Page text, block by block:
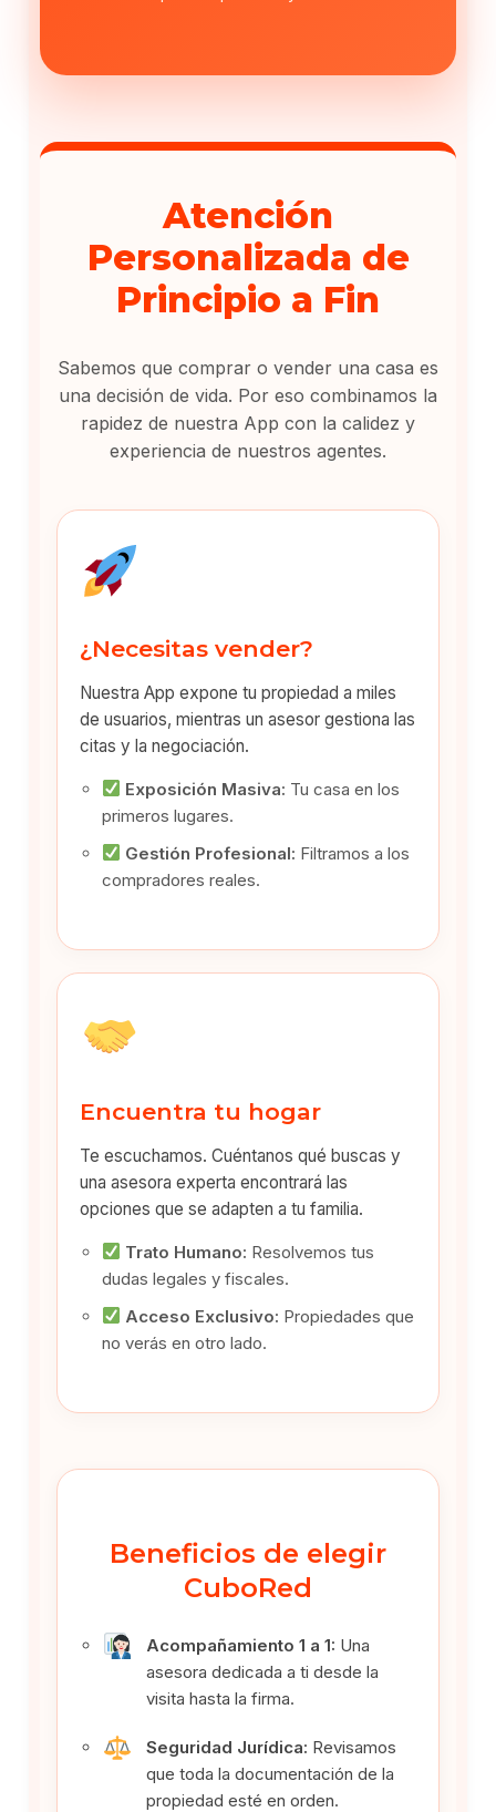
Atención
Personalizada de
Principio a Fin
Sabemos que comprar o vender una casa es
una decisión de vida. Por eso combinamos la
rapidez de nuestra App con la calidez y
experiencia de nuestros agentes.
¿Necesitas vender?
Nuestra App expone tu propiedad a miles
de usuarios, mientras un asesor gestiona las
citas y la negociación.
Exposición Masiva: Tu casa en los
primeros lugares.
Gestión Profesional: Filtramos a los
compradores reales.
Encuentra tu hogar
Te escuchamos. Cuéntanos qué buscas y
una asesora experta encontrará las
opciones que se adapten a tu familia.
Trato Humano: Resolvemos tus
dudas legales y fiscales.
Acceso Exclusivo: Propiedades que
no verás en otro lado.
Beneficios de elegir
CuboRed
Acompañamiento 1 a 1: Una
asesora dedicada a ti desde la
visita hasta la firma.
Seguridad Jurídica: Revisamos
que toda la documentación de la
propiedad esté en orden.